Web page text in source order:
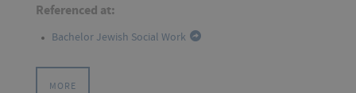
Referenced at:
Bachelor Jewish Social Work
MORE